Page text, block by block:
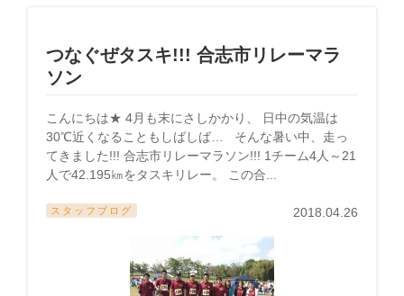
つなぐぜタスキ!!! 合志市リレーマラ
ソン
こんにちは★ 4月も末にさしかかり、 日中の気温は
30℃近くなることもしばしば… そんな暑い中、走っ
てきました!!! 合志市リレーマラソン!!! 1チーム4人～21
人で42.195㎞をタスキリレー。 この合...
スタッフブログ 2018.04.26